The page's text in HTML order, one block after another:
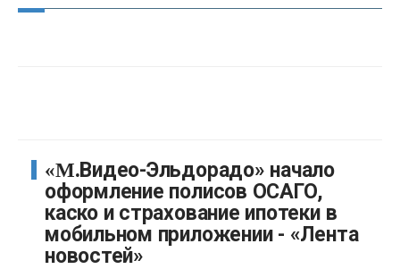
«М.Видео-Эльдорадо» начало
оформление полисов ОСАГО,
каско и страхование ипотеки в
мобильном приложении - «Лента
новостей»